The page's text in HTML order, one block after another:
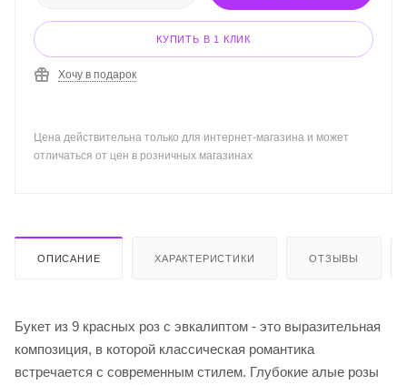
КУПИТЬ В 1 КЛИК
Хочу в подарок
Цена действительна только для интернет-магазина и может
отличаться от цен в розничных магазинах
ОПИСАНИЕ ХАРАКТЕРИСТИКИ ОТЗЫВЫ
Букет из 9 красных роз с эвкалиптом - это выразительная
композиция, в которой классическая романтика
встречается с современным стилем. Глубокие алые розы